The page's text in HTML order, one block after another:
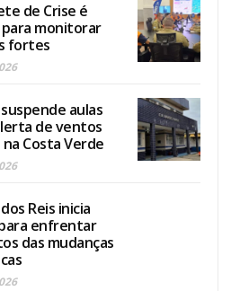
de Crise é
monitorar
fortes
aulas
de ventos
Costa Verde
Reis inicia
enfrentar
das mudanças